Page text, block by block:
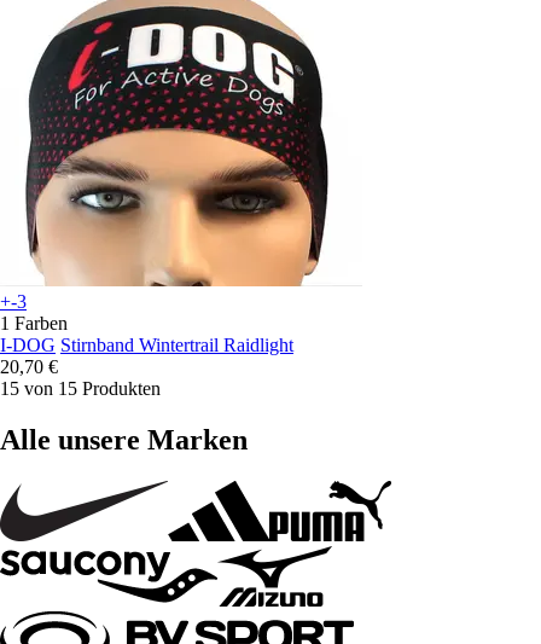
+-3
1 Farben
I-DOG Stirnband Wintertrail Raidlight
20,70 €
15 von 15 Produkten
Alle unsere Marken